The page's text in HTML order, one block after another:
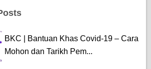
BKC | Bantuan Khas Covid-19 – Cara
Mohon dan Tarikh Pem...